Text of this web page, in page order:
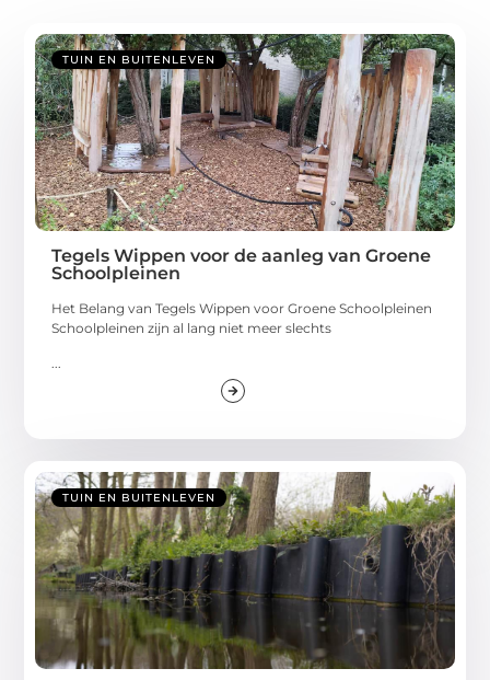
TUIN EN BUITENLEVEN
Tegels Wippen voor de aanleg van Groene
Schoolpleinen
Het Belang van Tegels Wippen voor Groene Schoolpleinen
Schoolpleinen zijn al lang niet meer slechts
...
TUIN EN BUITENLEVEN